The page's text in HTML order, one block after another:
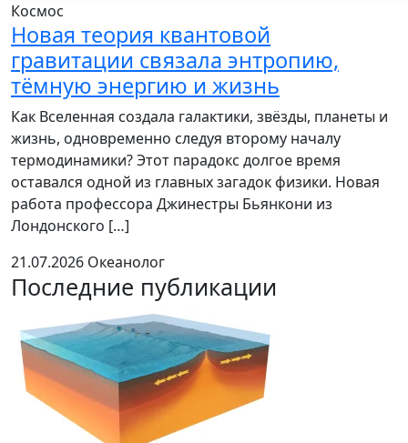
Космос
Новая теория квантовой
гравитации связала энтропию,
тёмную энергию и жизнь
Как Вселенная создала галактики, звёзды, планеты и
жизнь, одновременно следуя второму началу
термодинамики? Этот парадокс долгое время
оставался одной из главных загадок физики. Новая
работа профессора Джинестры Бьянкони из
Лондонского […]
21.07.2026 Океанолог
Последние публикации